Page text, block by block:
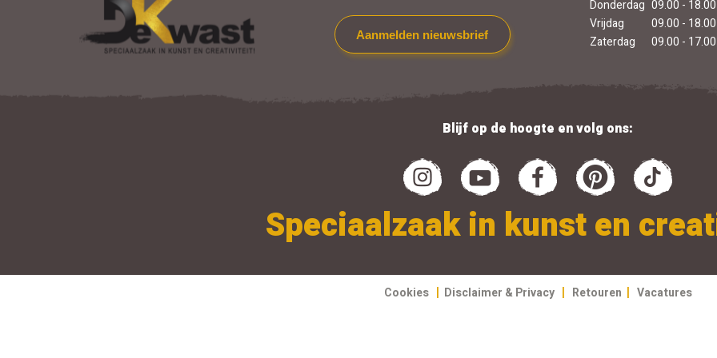
Aanmelden nieuwsbrief
Donderdag 09.00 -
Vrijdag
09.00 -
Zaterdag
09.00 -
Blijf op de hoogte en volg ons:
Speciaalzaak in kunst en
Cookies | Disclaimer & Privacy | Retouren | Vacatures